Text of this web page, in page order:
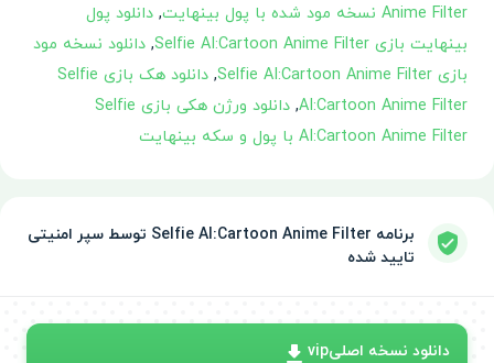
Anime Filter نسخه مود شده با پول بینهایت
, دانلود پول
بینهایت بازی Selfie AI:Cartoon Anime Filter
, دانلود نسخه مود
بازی Selfie AI:Cartoon Anime Filter
,
دانلود هک بازی Selfie
AI:Cartoon Anime Filter
,
دانلود ورژن هکی بازی Selfie
AI:Cartoon Anime Filter با پول و سکه بینهایت
برنامه Selfie AI:Cartoon Anime Filter توسط سپر امنیتی
تایید شده
دانلود نسخه اصلیvip